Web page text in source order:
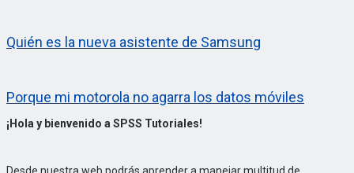
Quién es la nueva asistente de Samsung
Porque mi motorola no agarra los datos móviles
¡Hola y bienvenido a SPSS Tutoriales!
Desde nuestra web podrás aprender a manejar multitud de